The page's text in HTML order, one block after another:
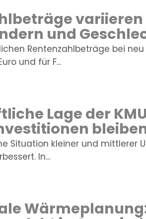
und
Rentenzahlbeträge bei
und für F...
Lage der
Situation kleiner und mittlerer
In...